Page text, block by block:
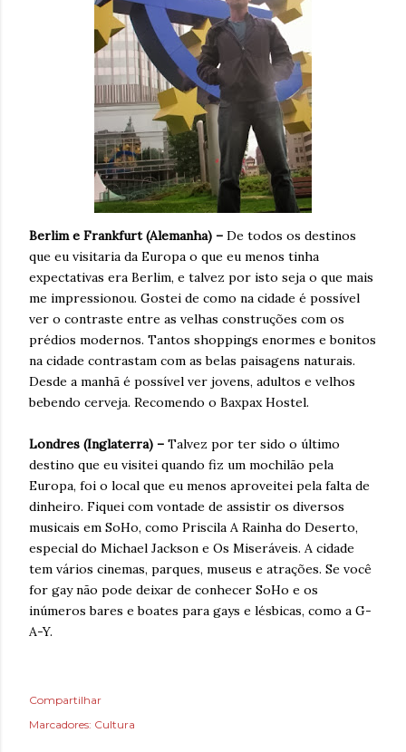
Berlim e Frankfurt (Alemanha) – De todos os destinos
que eu visitaria da Europa o que eu menos tinha
expectativas era Berlim, e talvez por isto seja o que mais
me impressionou. Gostei de como na cidade é possível
ver o contraste entre as velhas construções com os
prédios modernos. Tantos shoppings enormes e bonitos
na cidade contrastam com as belas paisagens naturais.
Desde a manhã é possível ver jovens, adultos e velhos
bebendo cerveja. Recomendo o Baxpax Hostel.
Londres (Inglaterra) – Talvez por ter sido o último
destino que eu visitei quando fiz um mochilão pela
Europa, foi o local que eu menos aproveitei pela falta de
dinheiro. Fiquei com vontade de assistir os diversos
musicais em SoHo, como Priscila A Rainha do Deserto,
especial do Michael Jackson e Os Miseráveis. A cidade
tem vários cinemas, parques, museus e atrações. Se você
for gay não pode deixar de conhecer SoHo e os
inúmeros bares e boates para gays e lésbicas, como a G-
A-Y.
Compartilhar
Marcadores: Cultura